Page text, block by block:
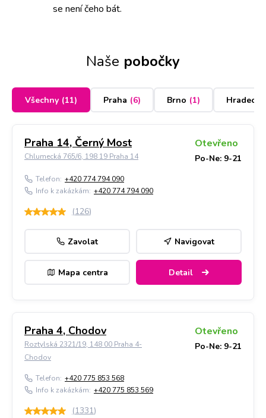
se není čeho bát.
Naše pobočky
Všechny (11) Praha (6) Brno (1) Hradec
Praha 14, Černý Most
Chlumecká 765/6, 198 19 Praha 14
Otevřeno
Po-Ne: 9-21
Telefon: +420 774 794 090
Info k zakázkám: +420 774 794 090
(126)
Zavolat Navigovat
Mapa centra Detail
Praha 4, Chodov
Roztylská 2321/19, 148 00 Praha 4-
Chodov
Otevřeno
Po-Ne: 9-21
Telefon: +420 775 853 568
Info k zakázkám: +420 775 853 569
(1331)